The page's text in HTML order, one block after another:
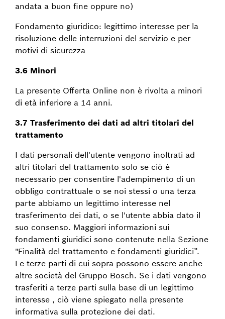
andata a buon fine oppure no)
Fondamento giuridico: legittimo interesse per la
risoluzione delle interruzioni del servizio e per
motivi di sicurezza
3.6 Minori
La presente Offerta Online non è rivolta a minori
di età inferiore a 14 anni.
3.7 Trasferimento dei dati ad altri titolari del
trattamento
I dati personali dell'utente vengono inoltrati ad
altri titolari del trattamento solo se ciò è
necessario per consentire l'adempimento di un
obbligo contrattuale o se noi stessi o una terza
parte abbiamo un legittimo interesse nel
trasferimento dei dati, o se l'utente abbia dato il
suo consenso. Maggiori informazioni sui
fondamenti giuridici sono contenute nella Sezione
"Finalità del trattamento e fondamenti giuridici”.
Le terze parti di cui sopra possono essere anche
altre società del Gruppo Bosch. Se i dati vengono
trasferiti a terze parti sulla base di un legittimo
interesse , ciò viene spiegato nella presente
informativa sulla protezione dei dati.